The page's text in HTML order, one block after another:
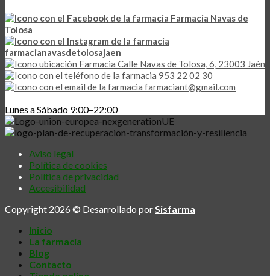
Farmacia Navas de
Tolosa
farmacianavasdetolosajaen
Calle Navas de Tolosa, 6, 23003 Jaén
953 22 02 30
farmaciant@gmail.com
Lunes a Sábado 9:00–22:00
Aviso legal
Política de cookies
Política de privacidad
Accesibilidad
Copyright 2026 © Desarrollado porSisfarma
Inicio
La farmacia
Blog
Contacto